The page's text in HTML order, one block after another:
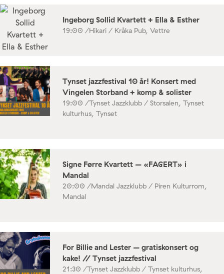
Ingeborg Sollid Kvartett + Ella & Esther
19:00 /Hikari / Kråka Pub, Vettre
Tynset jazzfestival 10 år! Konsert med
Vingelen Storband + komp & solister
19:00 /Tynset Jazzklubb / Storsalen, Tynset
kulturhus, Tynset
Signe Førre Kvartett – «FAGERT» i
Mandal
20:00 /Mandal Jazzklubb / Piren Kulturrom,
Mandal
For Billie and Lester – gratiskonsert og
kake! // Tynset jazzfestival
21:30 /Tynset Jazzklubb / Tynset kulturhus,